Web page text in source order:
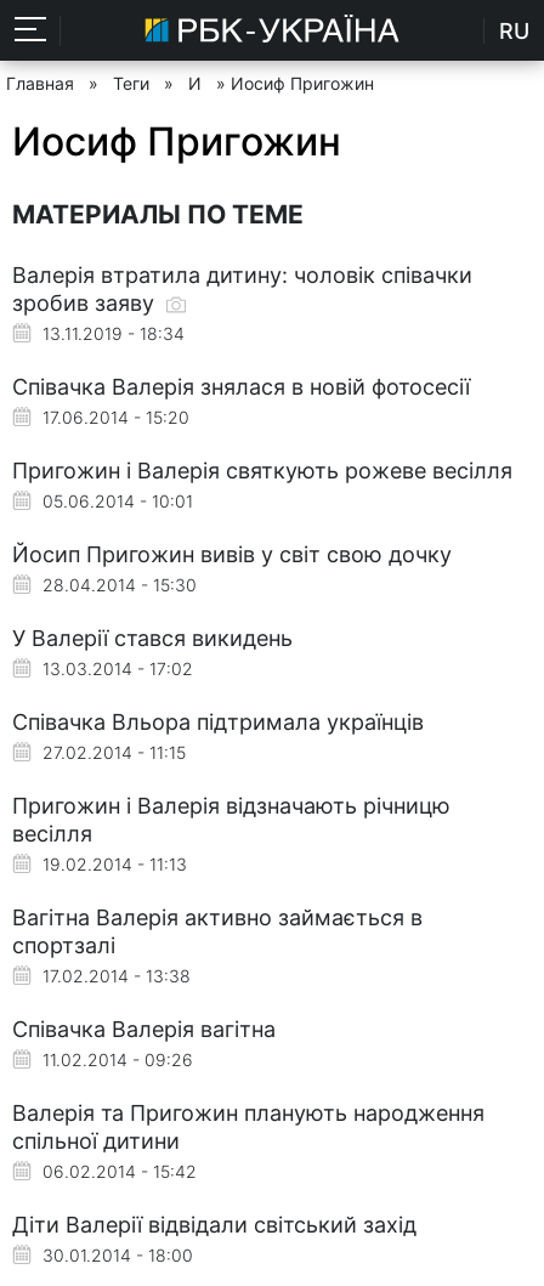
RU
Главная » Теги » И » Иосиф Пригожин
Иосиф Пригожин
МАТЕРИАЛЫ ПО ТЕМЕ
Валерія втратила дитину: чоловік співачки
зробив заяву
13.11.2019 - 18:34
Співачка Валерія знялася в новій фотосесії
17.06.2014 - 15:20
Пригожин і Валерія святкують рожеве весілля
05.06.2014 - 10:01
Йосип Пригожин вивів у світ свою дочку
28.04.2014 - 15:30
У Валерії стався викидень
13.03.2014 - 17:02
Співачка Вльора підтримала українців
27.02.2014 - 11:15
Пригожин і Валерія відзначають річницю
весілля
19.02.2014 - 11:13
Вагітна Валерія активно займається в
спортзалі
17.02.2014 - 13:38
Співачка Валерія вагітна
11.02.2014 - 09:26
Валерія та Пригожин планують народження
спільної дитини
06.02.2014 - 15:42
Діти Валерії відвідали світський захід
30.01.2014 - 18:00